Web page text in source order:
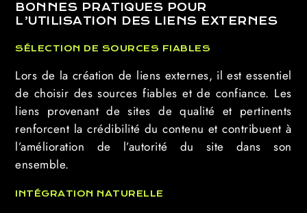
BONNES PRATIQUES POUR
L’UTILISATION DES LIENS EXTERNES
SÉLECTION DE SOURCES FIABLES
Lors de la création de liens externes, il est essentiel
de choisir des sources fiables et de confiance. Les
liens provenant de sites de qualité et pertinents
renforcent la crédibilité du contenu et contribuent à
l’amélioration de l’autorité du site dans son
ensemble.
INTÉGRATION NATURELLE